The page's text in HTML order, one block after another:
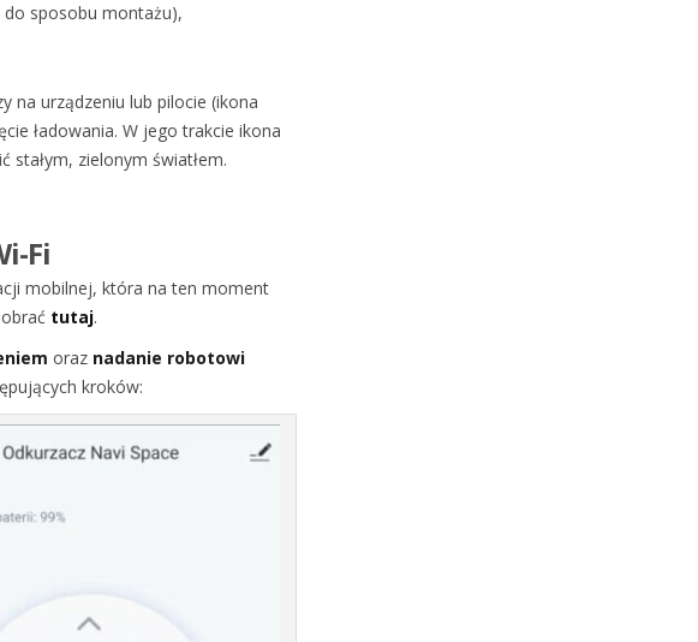
do sposobu montażu),
na urządzeniu lub pilocie (ikona
ładowania. W jego trakcie ikona
stałym, zielonym światłem.
Fi
mobilnej, która na ten moment
tutaj.
oraz nadanie robotowi
kroków: